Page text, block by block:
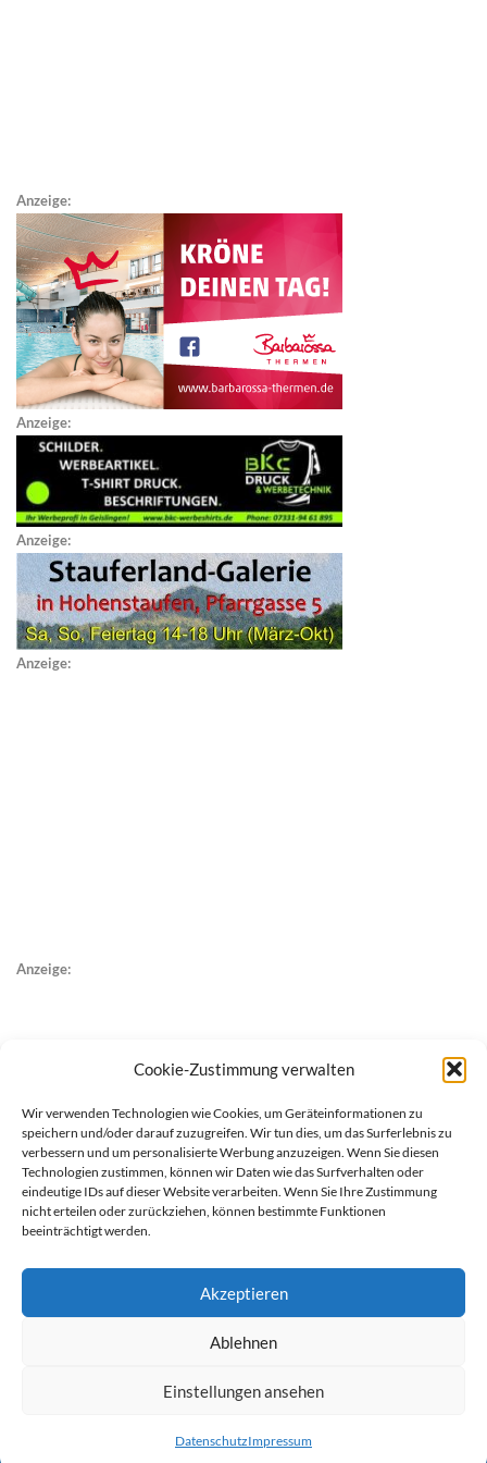
Cookie-Zustimmung verwalten
Wir verwenden Technologien wie Cookies, um Geräteinformationen zu
speichern und/oder darauf zuzugreifen. Wir tun dies, um das Surferlebnis zu
verbessern und um personalisierte Werbung anzuzeigen. Wenn Sie diesen
Technologien zustimmen, können wir Daten wie das Surfverhalten oder
eindeutige IDs auf dieser Website verarbeiten. Wenn Sie Ihre Zustimmung
nicht erteilen oder zurückziehen, können bestimmte Funktionen
beeinträchtigt werden.
Akzeptieren
Ablehnen
Einstellungen ansehen
DatenschutzImpressum
Anzeige:
Anzeige:
Anzeige:
Anzeige:
Anzeige:
MyWebstage.de.